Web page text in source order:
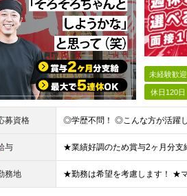
未経験歓迎
休日120日
募資格
与
務地